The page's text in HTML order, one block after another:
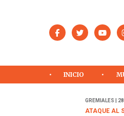
INICIO
GREMIALES |
ATAQUE AL